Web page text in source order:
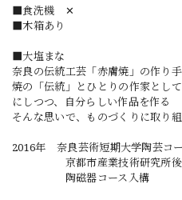
■食洗機 ✕
■木箱あり
■大塩まな
奈良の伝統工芸「赤膚焼」の作り
焼の「伝統」とひとりの作家とし
にしつつ、自分らしい作品を作る
そんな思いで、ものづくりに取り
2016年 奈良芸術短期大学陶芸コ
京都市産業技術研究所後
陶磁器コース入構